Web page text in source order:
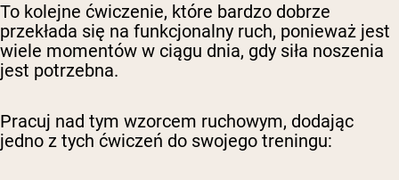
To kolejne ćwiczenie, które bardzo dobrze
przekłada się na funkcjonalny ruch, ponieważ jest
wiele momentów w ciągu dnia, gdy siła noszenia
jest potrzebna.
Pracuj nad tym wzorcem ruchowym, dodając
jedno z tych ćwiczeń do swojego treningu: